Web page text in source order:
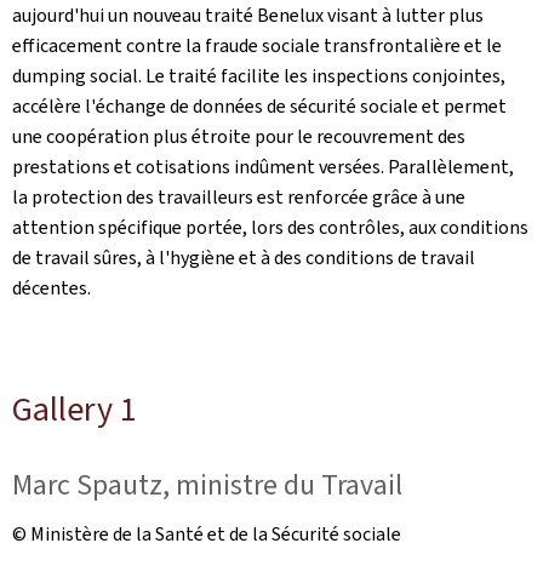
aujourd'hui un nouveau traité Benelux visant à lutter plus
efficacement contre la fraude sociale transfrontalière et le
dumping social. Le traité facilite les inspections conjointes,
accélère l'échange de données de sécurité sociale et permet
une coopération plus étroite pour le recouvrement des
prestations et cotisations indûment versées. Parallèlement,
la protection des travailleurs est renforcée grâce à une
attention spécifique portée, lors des contrôles, aux conditions
de travail sûres, à l'hygiène et à des conditions de travail
décentes.
Gallery 1
Marc Spautz, ministre du Travail
© Ministère de la Santé et de la Sécurité sociale